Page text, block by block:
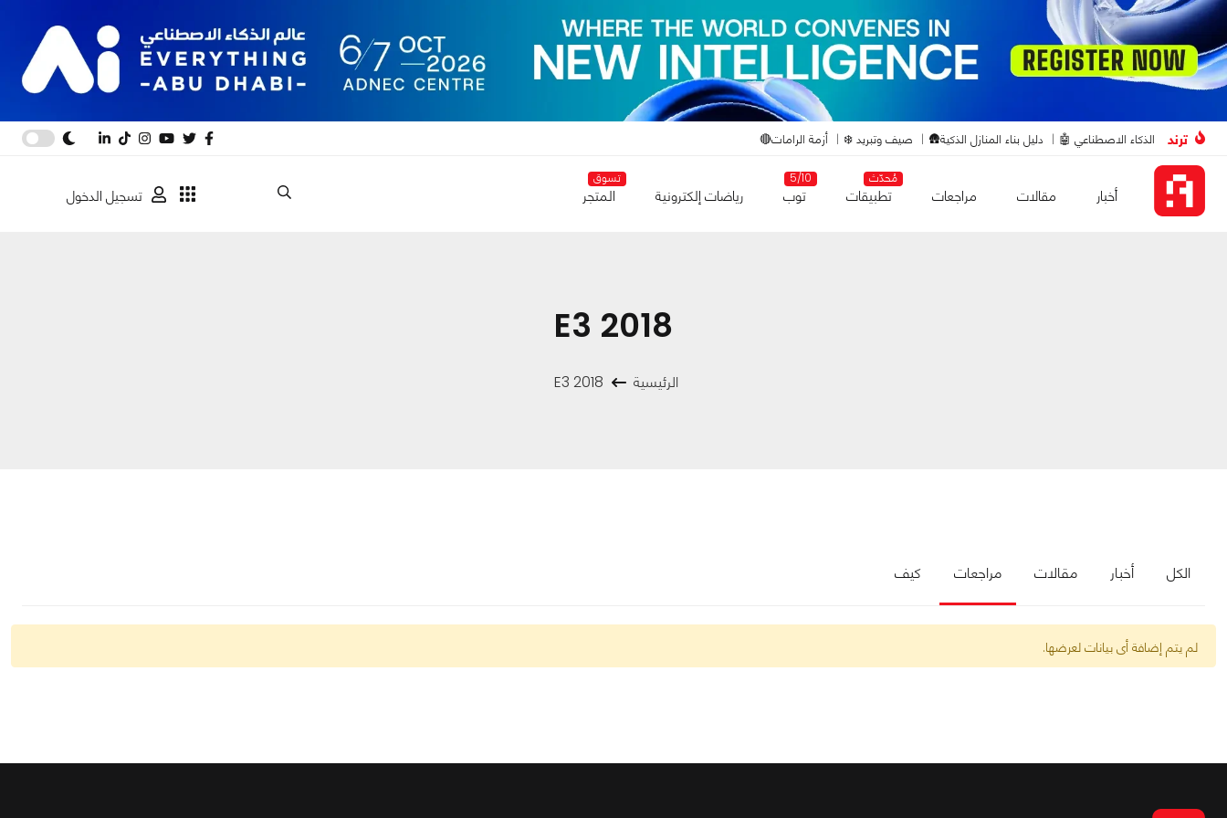
ترند الذكاء الاصطناعي 🤖 دليل بناء المنازل الذكية🛖 صيف وتبريد ❄️ أزمة الرامات🔴
أخبار مقالات مراجعات
مُحدّث
تطبيقات
5/10
توب رياضات إلكترونية
تسوق
المتجر تسجيل الدخول
E3 2018
الرئيسية E3 2018
الكل أخبار مقالات مراجعات كيف
لم يتم إضافة أى بيانات لعرضها.